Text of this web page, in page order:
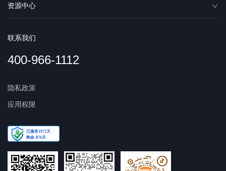
资源中心
联系我们
400-966-1112
隐私政策
应用权限